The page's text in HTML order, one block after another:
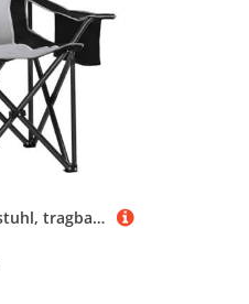
SAILARY Campingstuhl, tragbarer Klappstuhl mit Getränkehalter und Kühltasche, 204 kg Kapazität, breite Anti-Rutsch-Füße, wasserabweisend, perfekt für Hinterhof, Strand, Wandern und Heckklappe, Schwarz